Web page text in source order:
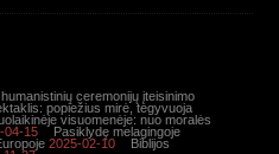
ceremonijų įteisinimo
popiežius mirė, tegyvuoja
visuomenėje: nuo moralės
04-15
Pasiklydę melagingoje
2025-02-10
Biblijos